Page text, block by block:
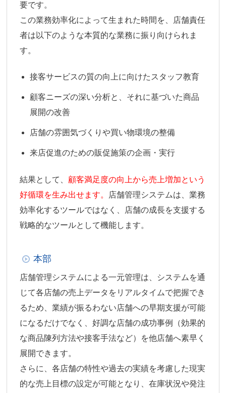
要です。
この業務効率化によって生まれた時間を、店舗責任
者は以下のような本質的な業務に振り向けられま
す。
接客サービスの質の向上に向けたスタッフ教育
顧客ニーズの深い分析と、それに基づいた商品
展開の改善
店舗の雰囲気づくりや買い物環境の整備
来店促進のための販促施策の企画・実行
結果として、 顧客満足度の向上から売上増加という
好循環を生み出せます。 店舗管理システムは、業務
効率化するツールではなく、店舗の成長を支援する
戦略的なツールとして機能します。
本部
店舗管理システムによる一元管理は、システムを通
じて各店舗の売上データをリアルタイムで把握でき
るため、業績が振るわない店舗への早期支援が可能
になるだけでなく、好調な店舗の成功事例（効果的
な商品陳列方法や接客手法など）を他店舗へ素早く
展開できます。
さらに、各店舗の特性や過去の実績を考慮した現実
的な売上目標の設定が可能となり、在庫状況や発注